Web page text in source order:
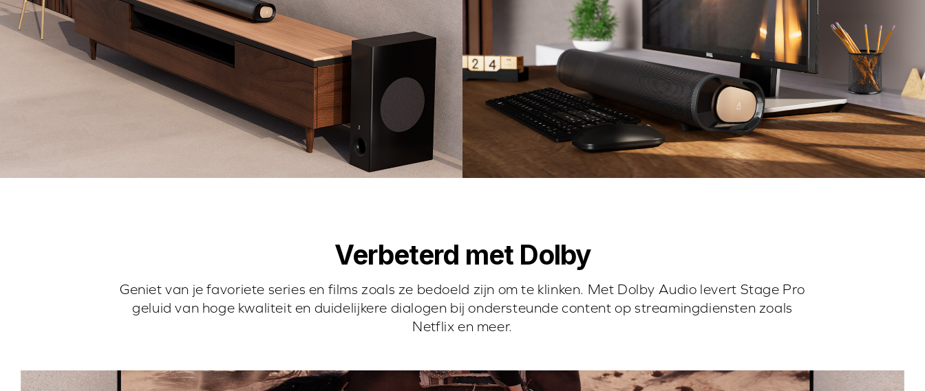
Verbeterd met Dolby
Geniet van je favoriete series en films zoals ze bedoeld zijn om te klinken. Met Dolby Audio levert Stage Pro
geluid van hoge kwaliteit en duidelijkere dialogen bij ondersteunde content op streamingdiensten zoals
Netflix en meer.